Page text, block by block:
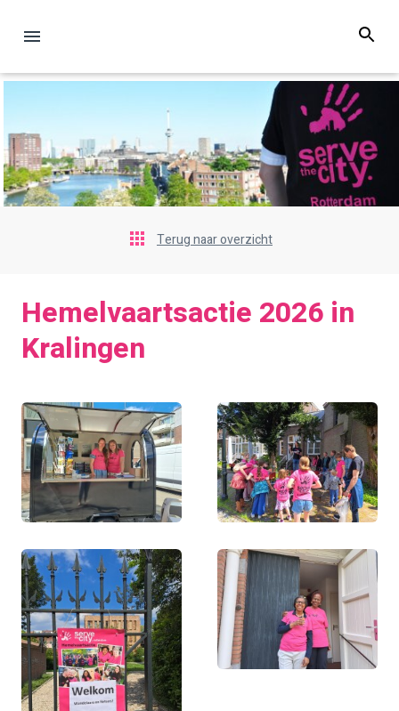
Terug naar overzicht
Hemelvaartsactie 2026 in
Kralingen